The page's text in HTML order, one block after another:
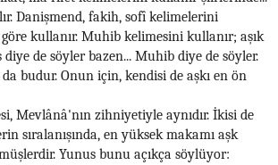
Danişmend, fakih, sofî kelimelerini
kullanır. Muhib kelimesini kullanır; aşık
diye de söyler bazen... Muhib diye de söyler.
budur. Onun için, kendisi de aşkı en ön
Mevlânâ'nın zihniyetiyle aynıdır. İkisi de
sıralanışında, en yüksek makamı aşk
Yunus bunu açıkça söylüyor: